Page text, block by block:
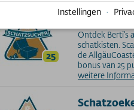
25
Ontdek Berti's
schatkisten.
de
bonus van 25
weitere
Instellingen ·